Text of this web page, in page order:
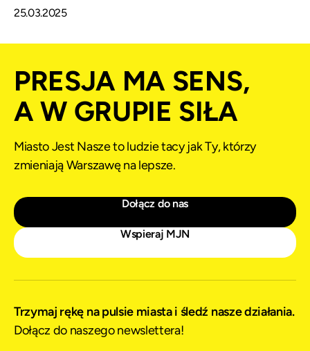
25.03.2025
PRESJA MA SENS,
A W GRUPIE SIŁA
Miasto Jest Nasze to ludzie tacy jak Ty, którzy
zmieniają Warszawę na lepsze.
Dołącz do nas
Wspieraj MJN
Trzymaj rękę na pulsie miasta i śledź nasze działania.
Dołącz do naszego newslettera!